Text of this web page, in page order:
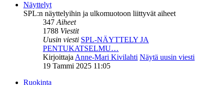
Näyttelyt
SPL:n näyttelyihin ja ulkomuotoon liittyvät aiheet
347Aiheet
1788 Viestit
Uusin viesti SPL-NÄYTTELY JA
PENTUKATSELMU…
KirjoittajaAnne-Mari Kivilahti Näytä uusin viesti
19 Tammi 2025 11:05
Ruokinta